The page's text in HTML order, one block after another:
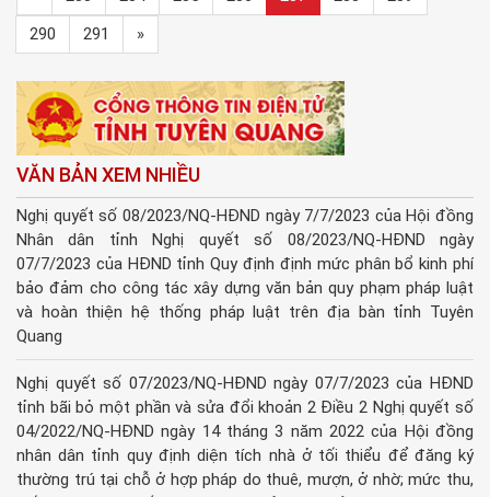
290
291 »
VĂN BẢN XEM NHIỀU
Nghị quyết số 08/2023/NQ-HĐND ngày 7/7/2023 của Hội đồng
Nhân dân tỉnh Nghị quyết số 08/2023/NQ-HĐND ngày
07/7/2023 của HĐND tỉnh Quy định định mức phân bổ kinh phí
bảo đảm cho công tác xây dựng văn bản quy phạm pháp luật
và hoàn thiện hệ thống pháp luật trên địa bàn tỉnh Tuyên
Quang
Nghị quyết số 07/2023/NQ-HĐND ngày 07/7/2023 của HĐND
tỉnh bãi bỏ một phần và sửa đổi khoản 2 Điều 2 Nghị quyết số
04/2022/NQ-HĐND ngày 14 tháng 3 năm 2022 của Hội đồng
nhân dân tỉnh quy định diện tích nhà ở tối thiểu để đăng ký
thường trú tại chỗ ở hợp pháp do thuê, mượn, ở nhờ; mức thu,